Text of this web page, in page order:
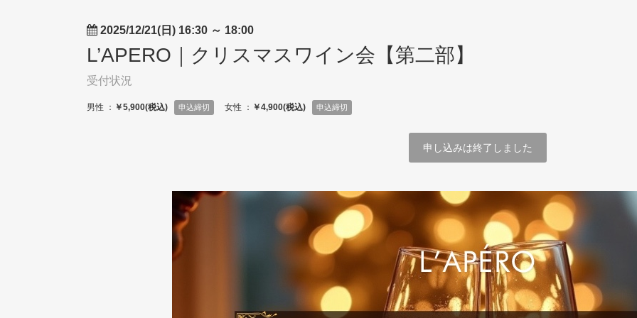
2025/12/21(日) 16:30 ～ 18:00
L’APERO｜クリスマスワイン会【第二部】
受付状況
男性 ： ￥5,900(税込) 申込締切 女性 ： ￥4,900(税込) 申込締切
申し込みは終了しました